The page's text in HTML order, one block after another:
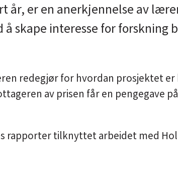
er en anerkjennelse av
skape interesse for forskning
redegjør for hvordan prosjektet
av prisen får en pengegave
rapporter tilknyttet arbeidet med